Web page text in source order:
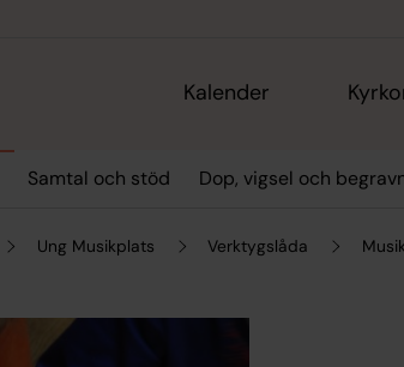
Kalender
Samtal och stöd Dop, vigsel och
Ung Musikplats Verktygslåda